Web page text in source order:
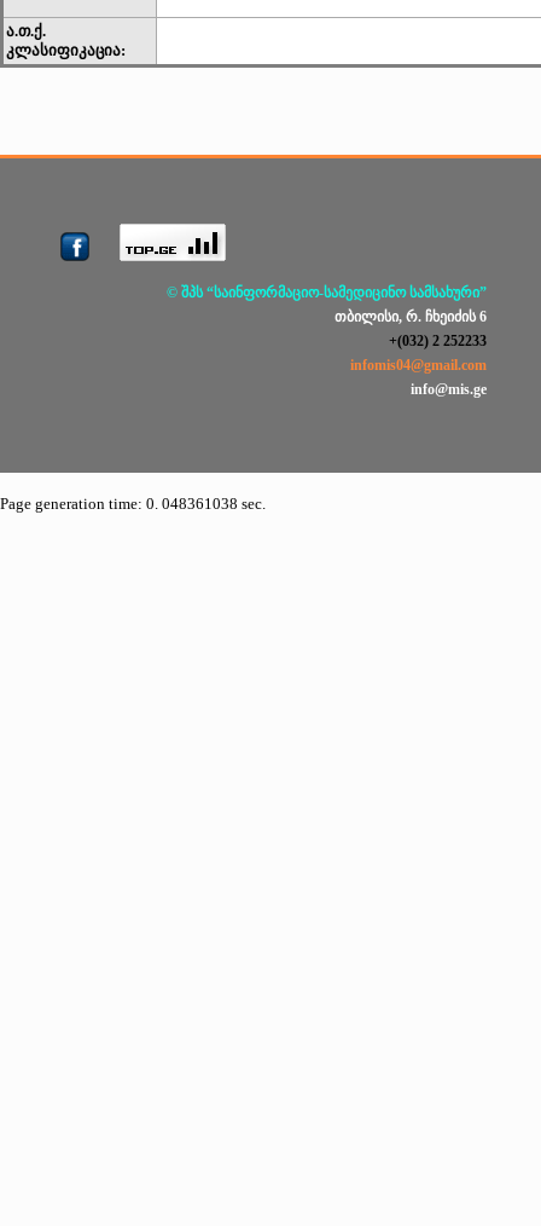
ა.თ.ქ.
კლასიფიკაცია:
© შპს “საინფორმაციო-სამედიცინო სამსახური”
თბილისი, რ. ჩხეიძის 6
+(032) 2 252233
infomis04@gmail.com
info@mis.ge
Page generation time: 0. 048361038 sec.